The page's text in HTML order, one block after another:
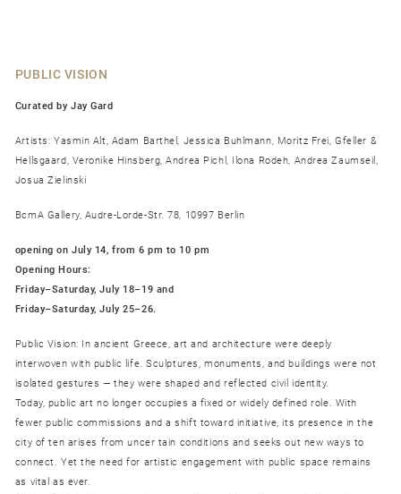
PUBLIC VISION
Curated by Jay Gard
Artists: Yasmin Alt, Adam Barthel, Jessica Buhlmann, Moritz Frei, Gfeller &
Hellsgaard, Veronike Hinsberg, Andrea Pichl, Ilona Rodeh, Andrea Zaumseil,
Josua Zielinski
BcmA Gallery, Audre-Lorde-Str. 78, 10997 Berlin
opening on July 14, from 6 pm to 10 pm
Opening Hours:
Friday–Saturday, July 18–19 and
Friday–Saturday, July 25–26.
Public Vision: In ancient Greece, art and architecture were deeply
interwoven with public life. Sculptures, monuments, and buildings were not
isolated gestures — they were shaped and reflected civil identity.
Today, public art no longer occupies a fixed or widely defined role. With
fewer public commissions and a shift toward initiative, its presence in the
city of ten arises from uncer tain conditions and seeks out new ways to
connect. Yet the need for artistic engagement with public space remains
as vital as ever.